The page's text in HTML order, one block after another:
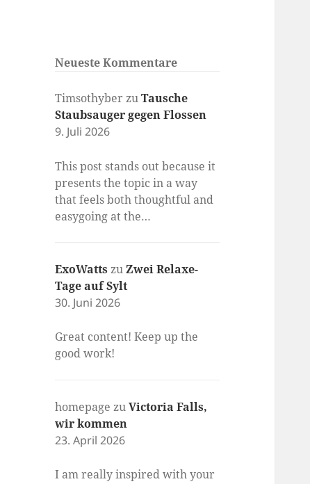
Neueste Kommentare
Timsothyber zuTausche
Staubsauger gegen Flossen
9. Juli 2026
This post stands out because it
presents the topic in a way
that feels both thoughtful and
easygoing at the…
ExoWatts zuZwei Relaxe-
Tage auf Sylt
30. Juni 2026
Great content! Keep up the
good work!
homepage zuVictoria Falls,
wir kommen
23. April 2026
I am really inspired with your